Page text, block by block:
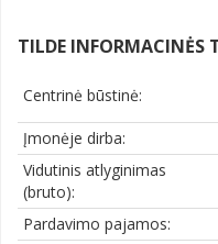
TILDE
Centrinė būstinė:
Įmonėje dirba:
Vidutinis atlyginimas
(bruto):
Pardavimo pajamos: